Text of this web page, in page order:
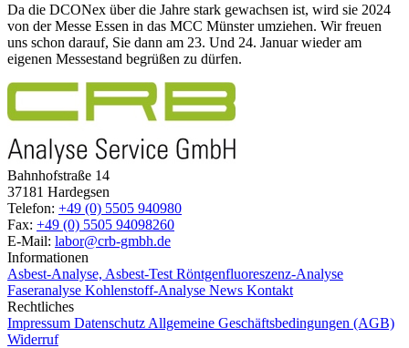
Da die DCONex über die Jahre stark gewachsen ist, wird sie 2024
von der Messe Essen in das MCC Münster umziehen. Wir freuen
uns schon darauf, Sie dann am 23. Und 24. Januar wieder am
eigenen Messestand begrüßen zu dürfen.
Bahnhofstraße 14
37181 Hardegsen
Telefon: +49 (0) 5505 940980
Fax: +49 (0) 5505 94098260
E-Mail: labor@crb-gmbh.de
Informationen
Asbest-Analyse, Asbest-Test Röntgenfluoreszenz-Analyse
Faseranalyse Kohlenstoff-Analyse News Kontakt
Rechtliches
Impressum Datenschutz Allgemeine Geschäftsbedingungen (AGB)
Widerruf